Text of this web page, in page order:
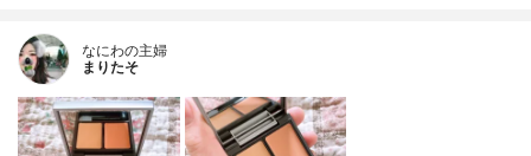
なにわの主婦
まりたそ